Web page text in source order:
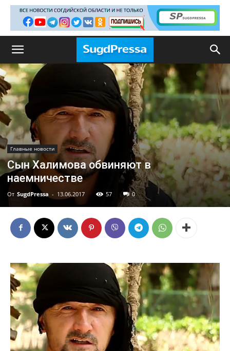
Главные новости
Cын Халимова обвиняют в
наемничестве
От SugdPressa - 13.06.2017 57 0